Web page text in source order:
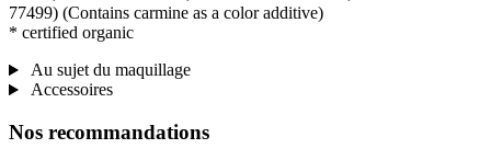
77499) (Contains carmine as a color additive)
* certified organic
Au sujet du maquillage
Accessoires
Nos recommandations